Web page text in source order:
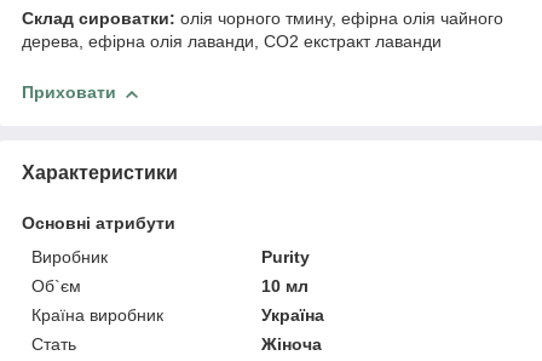
Склад сироватки: олія чорного тмину, ефірна олія чайного
дерева, ефірна олія лаванди, CO2 екстракт лаванди
Приховати
Характеристики
Основні атрибути
Виробник
Purity
Об`єм
10 мл
Країна виробник
Україна
Стать
Жіноча